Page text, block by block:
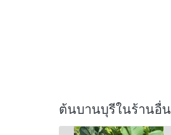
ต้นบานบุรีในร้านอื่น